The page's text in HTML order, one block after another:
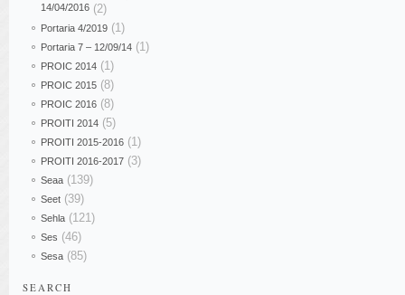
14/04/2016 (2)
Portaria 4/2019 (1)
Portaria 7 – 12/09/14 (1)
PROIC 2014 (1)
PROIC 2015 (8)
PROIC 2016 (8)
PROITI 2014 (5)
PROITI 2015-2016 (1)
PROITI 2016-2017 (3)
Seaa (139)
Seet (39)
Sehla (121)
Ses (46)
Sesa (85)
SEARCH